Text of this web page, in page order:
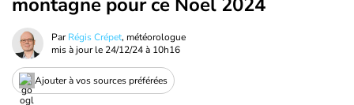
ParRégis Crépet, météorologue
mis à jour le 24/12/24 à 10h16
Ajouter à vos sources préférées